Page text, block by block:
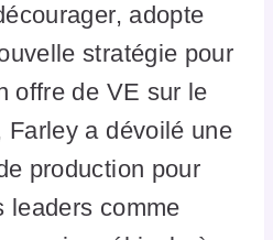
adopte
stratégie pour
offre de VE sur le
Farley a dévoilé une
production pour
leaders comme